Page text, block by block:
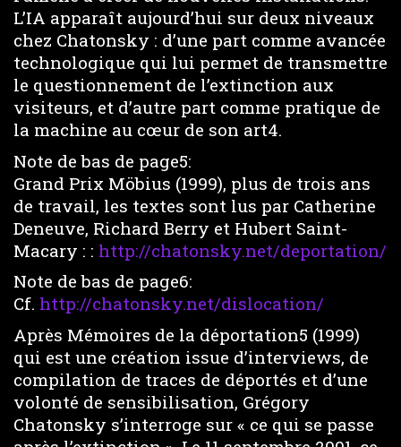
L’IA apparaît aujourd’hui sur deux niveaux
chez Chatonsky : d’une part comme avancée
technologique qui lui permet de transmettre
le questionnement de l’extinction aux
visiteurs, et d’autre part comme pratique de
la machine au cœur de son art4.
Note de bas de page5:
Grand Prix Möbius (1999), plus de trois ans
de travail, les textes sont lus par Catherine
Deneuve, Richard Berry et Hubert Saint-
Macary : : http://chatonsky.net/deportation/
Note de bas de page6:
Cf. http://chatonsky.net/dislocation/
Après Mémoires de la déportation5 (1999)
qui est une création issue d’interviews, de
compilation de traces de déportés et d’une
volonté de sensibilisation, Grégory
Chatonsky s’interroge sur « ce qui se passe